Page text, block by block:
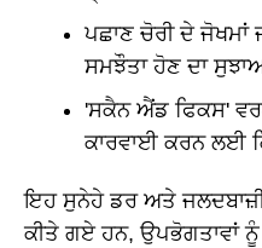
ਪਛਾਣ ਚੋਰੀ ਦੇ ਜੋਖਮਾਂ
ਸਮਝੌਤਾ ਹੋਣ ਦਾ
'ਸਕੈਨ ਐਂਡ ਫਿਕਸ'
ਕਾਰਵਾਈ ਕਰਨ ਲਈ
ਇਹ ਸੁਨੇਹੇ ਡਰ ਅਤੇ
ਕੀਤੇ ਗਏ ਹਨ, ਉਪਭੋਗਤਾਵਾਂ